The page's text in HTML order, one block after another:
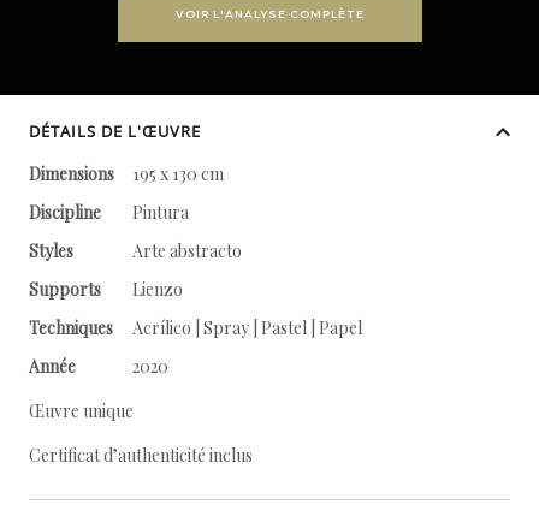
VOIR L'ANALYSE COMPLÈTE
DÉTAILS DE L'ŒUVRE
Dimensions
195 x 130 cm
Discipline
Pintura
Styles
Arte abstracto
Supports
Lienzo
Techniques
Acrílico | Spray | Pastel | Papel
Année
2020
Œuvre unique
Certificat d’authenticité inclus